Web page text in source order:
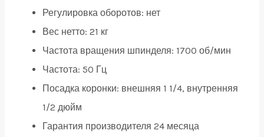
Регулировка оборотов: нет
Вес нетто: 21 кг
Частота вращения шпинделя: 1700 об/мин
Частота: 50 Гц
Посадка коронки: внешняя 1 1/4, внутренняя
1/2 дюйм
Гарантия производителя 24 месяца